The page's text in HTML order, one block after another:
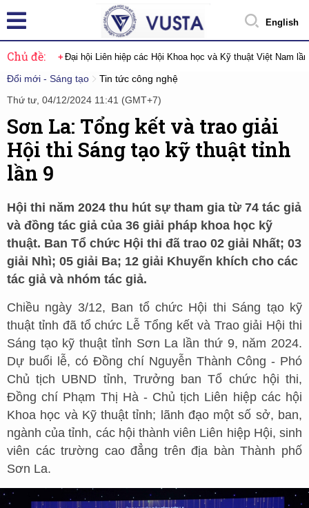
English
Chủ đề: Đại hội Liên hiệp các Hội Khoa học và Kỹ thuật Việt Nam
Đổi mới - Sáng tạo
Tin tức công nghệ
Thứ tư, 04/12/2024 11:41 (GMT+7)
Sơn La: Tổng kết và trao giải
Hội thi Sáng tạo kỹ thuật tỉnh
lần 9
Hội thi năm 2024 thu hút sự tham gia từ 74 tác giả
và đồng tác giả của 36 giải pháp khoa học kỹ
thuật. Ban Tổ chức Hội thi đã trao 02 giải Nhất; 03
giải Nhì; 05 giải Ba; 12 giải Khuyến khích cho các
tác giả và nhóm tác giả.
Chiều ngày 3/12, Ban tổ chức Hội thi Sáng tạo kỹ
thuật tỉnh đã tổ chức Lễ Tổng kết và Trao giải Hội thi
Sáng tạo kỹ thuật tỉnh Sơn La lần thứ 9, năm 2024.
Dự buổi lễ, có Đồng chí Nguyễn Thành Công - Phó
Chủ tịch UBND tỉnh, Trưởng ban Tổ chức hội thi,
Đồng chí Phạm Thị Hà - Chủ tịch Liên hiệp các hội
Khoa học và Kỹ thuật tỉnh; lãnh đạo một số sở, ban,
ngành của tỉnh, các hội thành viên Liên hiệp Hội, sinh
viên các trường cao đẳng trên địa bàn Thành phố
Sơn La.